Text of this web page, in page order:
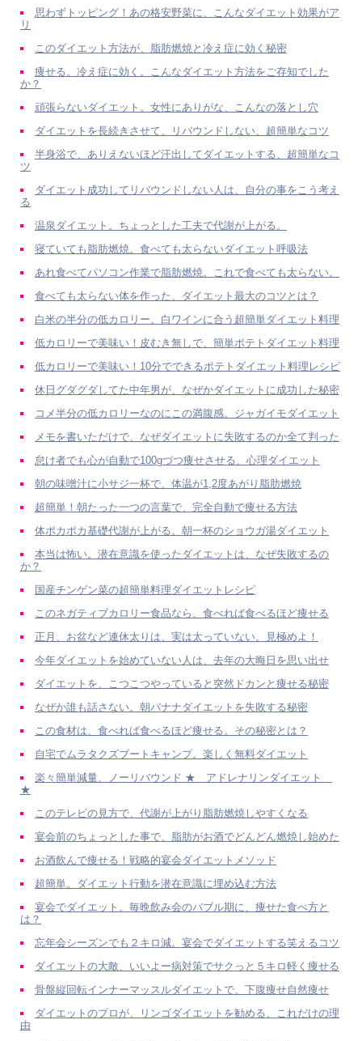
思わずトッピング！あの格安野菜に、こんなダイエット効果がア
リ
このダイエット方法が、脂肪燃焼と冷え症に効く秘密
痩せる。冷え症に効く。こんなダイエット方法をご存知でした
か？
頑張らないダイエット。女性にありがな、こんなの落とし穴
ダイエットを長続きさせて、リバウンドしない、超簡単なコツ
半身浴で、ありえないほど汗出してダイエットする、超簡単なコ
ツ
ダイエット成功してリバウンドしない人は、自分の事をこう考え
る
温泉ダイエット。ちょっとした工夫で代謝が上がる。
寝ていても脂肪燃焼。食べても太らないダイエット呼吸法
あれ食べてパソコン作業で脂肪燃焼。これで食べても太らない。
食べても太らない体を作った、ダイエット最大のコツとは？
白米の半分の低カロリー。白ワインに合う超簡単ダイエット料理
低カロリーで美味い！皮むき無しで、簡単ポテトダイエット料理
低カロリーで美味い！10分でできるポテトダイエット料理レシピ
休日グダグダしてた中年男が、なぜかダイエットに成功した秘密
コメ半分の低カロリーなのにこの満腹感。ジャガイモダイエット
メモを書いただけで、なぜダイエットに失敗するのか全て判った
怠け者でも心が自動で100gづつ痩せさせる、心理ダイエット
朝の味噌汁に小サジ一杯で、体温が1,2度あがり脂肪燃焼
超簡単！朝たった一つの言葉で、完全自動で痩せる方法
体ポカポカ基礎代謝が上がる。朝一杯のショウガ湯ダイエット
本当は怖い。潜在意識を使ったダイエットは、なぜ失敗するの
か？
国産チンゲン菜の超簡単料理ダイエットレシピ
このネガティブカロリー食品なら、食べれば食べるほど痩せる
正月、お盆など連休太りは、実は太っていない。見極めよ！
今年ダイエットを始めていない人は、去年の大晦日を思い出せ
ダイエットを、こつこつやっていると突然ドカンと痩せる秘密
なぜか誰も話さない。朝バナナダイエットを失敗する秘密
この食材は、食べれば食べるほど痩せる。その秘密とは？
自宅でムラタクズブートキャンプ。楽しく無料ダイエット
楽々簡単減量、ノーリバウンド ★ アドレナリンダイエット
★
このテレビの見方で、代謝が上がり脂肪燃焼しやすくなる
宴会前のちょっとした事で、脂肪がお酒でどんどん燃焼し始めた
お酒飲んで痩せる！戦略的宴会ダイエットメソッド
超簡単。ダイエット行動を潜在意識に埋め込む方法
宴会でダイエット。毎晩飲み会のバブル期に、痩せた食べ方と
は？
忘年会シーズンでも２キロ減。宴会でダイエットする笑えるコツ
ダイエットの大敵、いいよー病対策でサクっと５キロ軽く痩せる
骨盤縦回転インナーマッスルダイエットで、下腹痩せ自然痩せ
ダイエットのプロが、リンゴダイエットを勧める、これだけの理
由